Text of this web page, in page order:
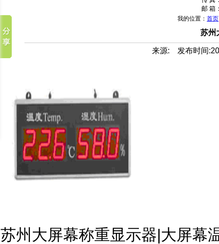
邮 箱
我的位置： 首页
苏州
来源: 发布时间
苏州大屏幕称重显示器|大屏幕